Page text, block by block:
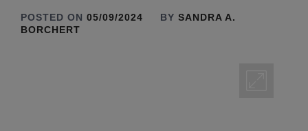
POSTED ON 05/09/2024 BY SANDRA A.
BORCHERT